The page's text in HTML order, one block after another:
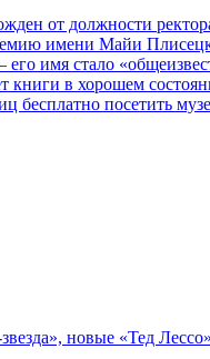
от должности
имени Майи
имя стало
в хорошем
бесплатно посетить
новые «Тед